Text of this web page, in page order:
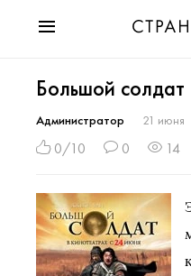
Мода
Звезды
Гороскопы
Психология
Хобби
Разное
Праздники
Большой солдат
Администратор 21 июня
0/10 0 14